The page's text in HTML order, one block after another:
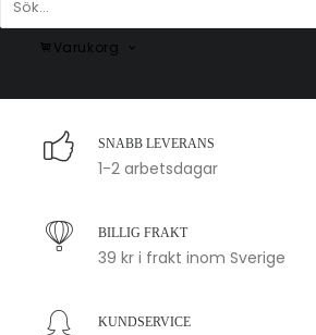
Varukorg
Fr.159.00kr
SNABB LEVERANS
1-2 arbetsdagar
BILLIG FRAKT
39 kr i frakt inom Sverige
KUNDSERVICE